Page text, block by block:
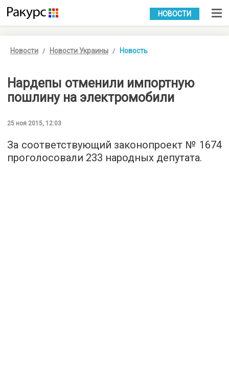
УКР РУС
НОВОСТИ
Новости Новости Украины Новость
Нардепы отменили импортную
пошлину на электромобили
25 ноя 2015, 12:03
За соответствующий законопроект № 1674
проголосовали 233 народных депутата.